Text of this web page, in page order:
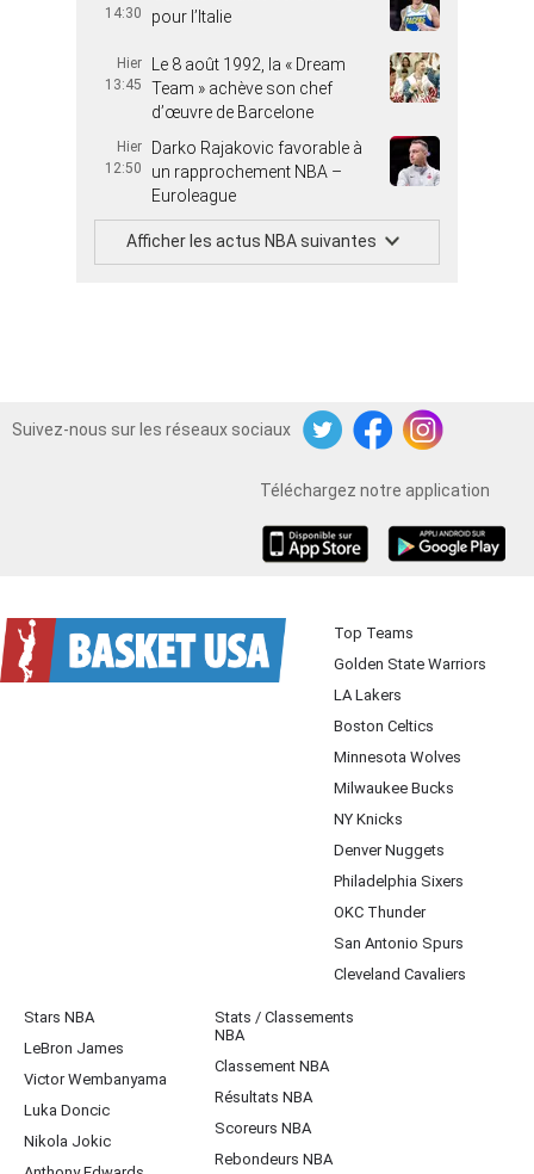
14:30
pour l’Italie
Hier
13:45
Le 8 août 1992, la « Dream
Team » achève son chef
d’œuvre de Barcelone
Hier
12:50
Darko Rajakovic favorable à
un rapprochement NBA –
Euroleague
Afficher les actus NBA suivantes
Suivez-nous sur les réseaux sociaux
TwitterFacebookInstagram
Téléchargez notre application
Top Teams
Golden State Warriors
LA Lakers
Boston Celtics
Minnesota Wolves
Milwaukee Bucks
NY Knicks
Denver Nuggets
Philadelphia Sixers
OKC Thunder
San Antonio Spurs
Cleveland Cavaliers
Stars NBA
LeBron James
Victor Wembanyama
Luka Doncic
Nikola Jokic
Stats / Classements
NBA
Classement NBA
Résultats NBA
Scoreurs NBA
Rebondeurs NBA